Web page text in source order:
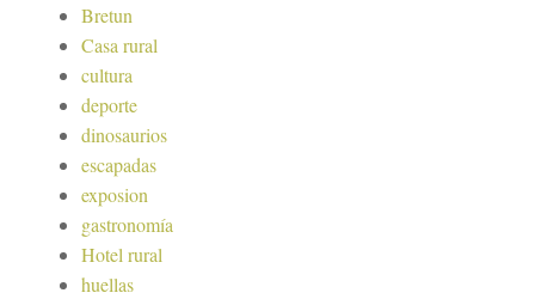
Bretun
Casa rural
cultura
deporte
dinosaurios
escapadas
exposion
gastronomía
Hotel rural
huellas